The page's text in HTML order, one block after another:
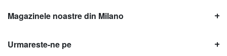
Magazinele noastre din Milano
Urmareste-ne pe